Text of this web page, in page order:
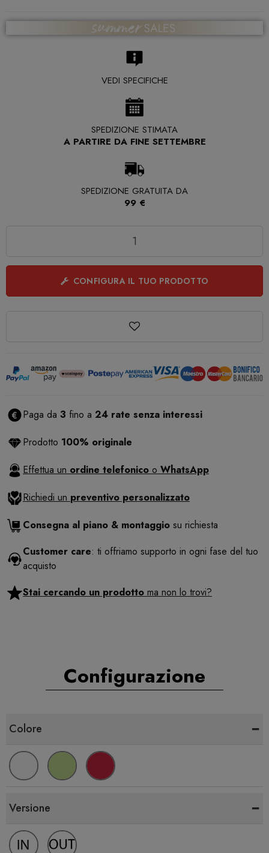
VEDI SPECIFICHE
SPEDIZIONE STIMATA
A PARTIRE DA FINE SETTEMBRE
SPEDIZIONE GRATUITA DA
99 €
CONFIGURA IL TUO PRODOTTO
Paga da 3 fino a 24 rate senza interessi
Prodotto 100% originale
Effettua un ordine telefonico o WhatsApp
Richiedi un preventivo personalizzato
Consegna al piano & montaggio su richiesta
Customer care: ti offriamo supporto in ogni fase del tuo
acquisto
Stai cercando un prodotto ma non lo trovi?
Configurazione
Colore -
Versione -